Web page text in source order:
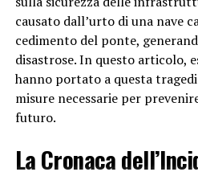
Le autorità competenti hanno
immediata per fare chiarezza
interpellati arbitri, giocatori e
presenti durante la partita al
testimonianze utili per stabilire
elemento che confermasse le
razzista da parte di Acerbi. Le
causato dall’urto di una nave
cedimento del ponte,
disastrose. In questo articolo,
hanno portato a questa
misure necessarie per
futuro.
La Cronaca